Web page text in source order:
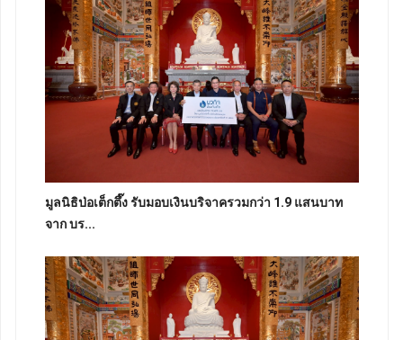
มูลนิธิป่อเต็กตึ๊ง รับมอบเงินบริจาครวมกว่า 1.9 แสนบาท
จาก บร...